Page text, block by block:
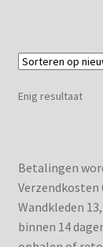
Enig resultaat
Betalingen
Verzendkosten
Wandkleden
binnen 14